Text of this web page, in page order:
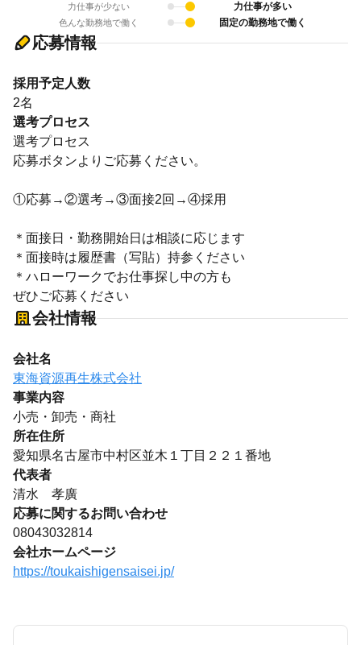
力仕事が少ない
力仕事が多い
色んな勤務地で働く 固定の勤務地で働く
応募情報
採用予定人数
2名
選考プロセス
選考プロセス
応募ボタンよりご応募ください。
①応募→②選考→③面接2回→④採用
＊面接日・勤務開始日は相談に応じます
＊面接時は履歴書（写貼）持参ください
＊ハローワークでお仕事探し中の方も
ぜひご応募ください
会社情報
会社名
東海資源再生株式会社
事業内容
小売・卸売・商社
所在住所
愛知県名古屋市中村区並木１丁目２２１番地
代表者
清水 孝廣
応募に関するお問い合わせ
08043032814
会社ホームページ
https://toukaishigensaisei.jp/